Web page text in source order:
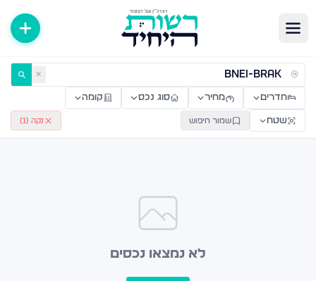
דירות למכירה ולהשכרה — רשות היחיד ✕
חדרים מחיר סוג נכס קומה
שטח שמור חיפוש נקה ( 1
)
לא נמצאו נכסים